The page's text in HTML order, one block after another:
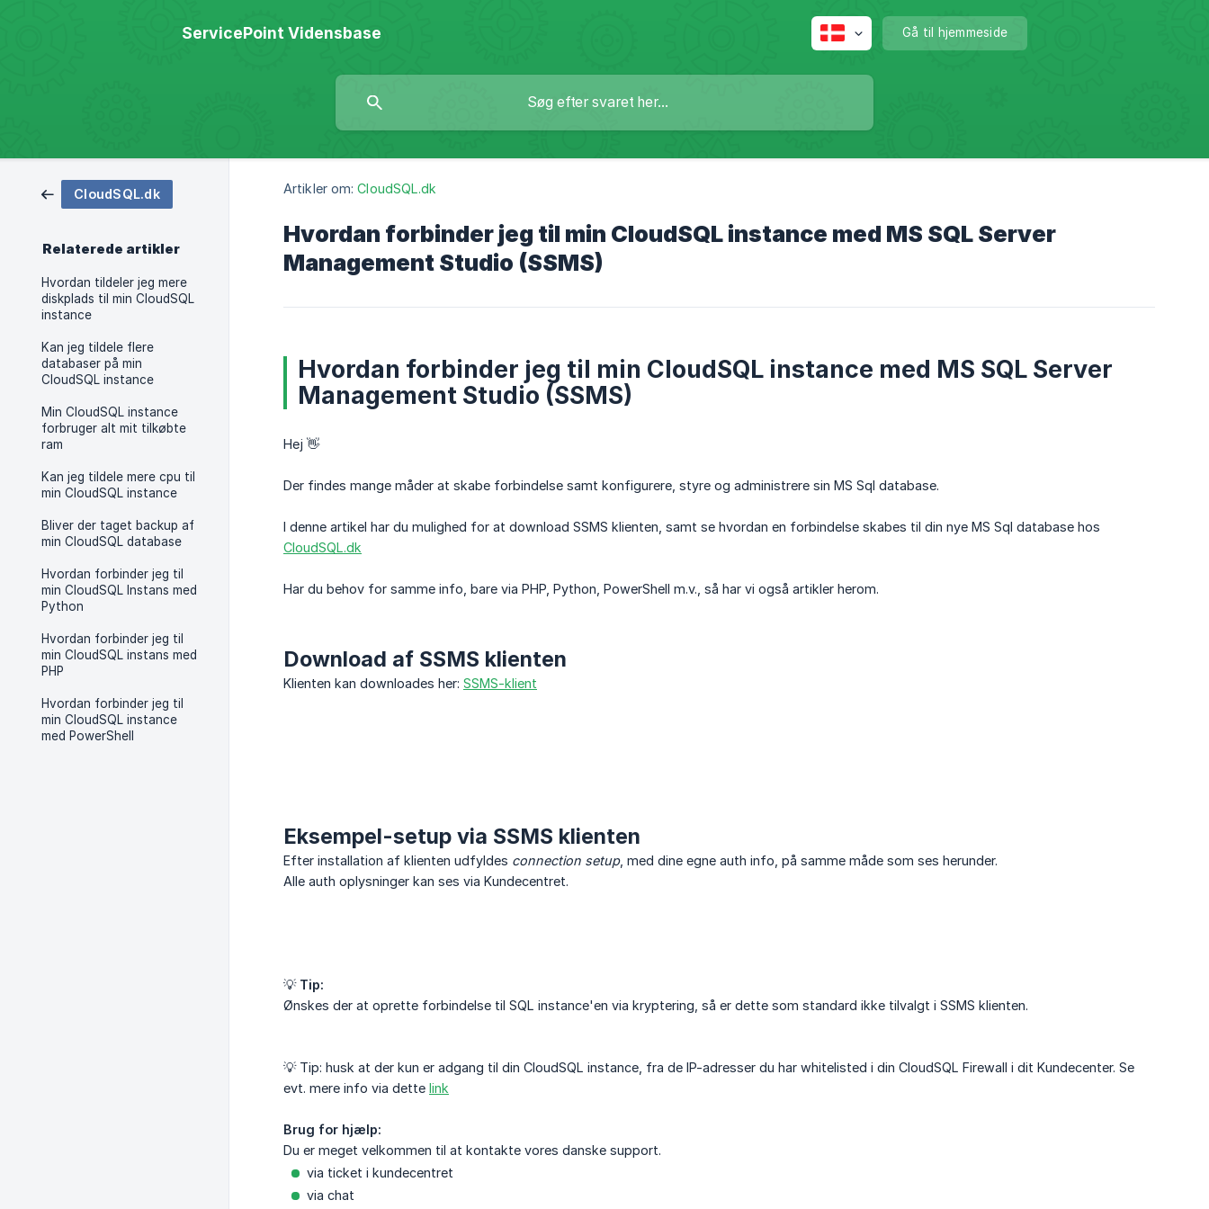
ServicePoint Vidensbase Gå til hjemmeside
CloudSQL.dk
Relaterede artikler
Hvordan tildeler jeg mere
diskplads til min CloudSQL
instance
Kan jeg tildele flere
databaser på min
CloudSQL instance
Min CloudSQL instance
forbruger alt mit tilkøbte
ram
Kan jeg tildele mere cpu til
min CloudSQL instance
Bliver der taget backup af
min CloudSQL database
Hvordan forbinder jeg til
min CloudSQL Instans med
Python
Hvordan forbinder jeg til
min CloudSQL instans med
PHP
Hvordan forbinder jeg til
min CloudSQL instance
med PowerShell
Artikler om: CloudSQL.dk
Hvordan forbinder jeg til min CloudSQL instance med MS SQL Server
Management Studio (SSMS)
Hvordan forbinder jeg til min CloudSQL instance med MS SQL Server
Management Studio (SSMS)
Hej 👋
Der findes mange måder at skabe forbindelse samt konfigurere, styre og administrere sin MS Sql database.
I denne artikel har du mulighed for at download SSMS klienten, samt se hvordan en forbindelse skabes til din nye MS Sql database hos
CloudSQL.dk
Har du behov for samme info, bare via PHP, Python, PowerShell m.v., så har vi også artikler herom.
Download af SSMS klienten
Klienten kan downloades her: SSMS-klient
Eksempel-setup via SSMS klienten
Efter installation af klienten udfyldes connection setup, med dine egne auth info, på samme måde som ses herunder.
Alle auth oplysninger kan ses via Kundecentret.
💡️ Tip:
Ønskes der at oprette forbindelse til SQL instance'en via kryptering, så er dette som standard ikke tilvalgt i SSMS klienten.
💡️ Tip: husk at der kun er adgang til din CloudSQL instance, fra de IP-adresser du har whitelisted i din CloudSQL Firewall i dit Kundecenter. Se
evt. mere info via dette link
Brug for hjælp:
Du er meget velkommen til at kontakte vores danske support.
via ticket i kundecentret
via chat